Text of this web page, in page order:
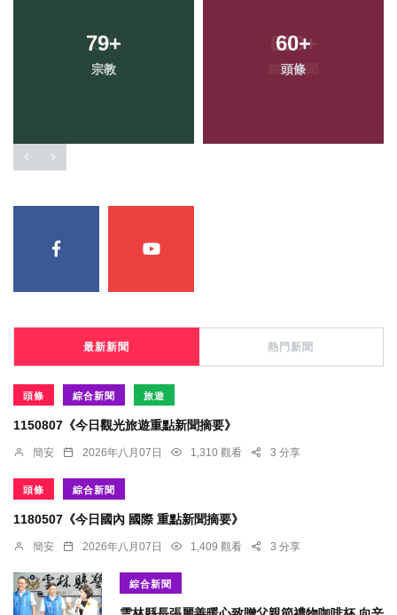
79+
宗教
60+
頭條
最新新聞 熱門新聞
頭條 綜合新聞 旅遊
1150807《今日觀光旅遊重點新聞摘要》
簡安 2026年八月07日 1,310 觀看 3 分享
頭條 綜合新聞
1180507《今日國內 國際 重點新聞摘要》
簡安 2026年八月07日 1,409 觀看 3 分享
綜合新聞